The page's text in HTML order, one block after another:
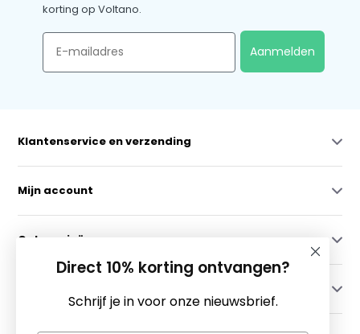
korting op Voltano.
Email
Aanmelden
Klantenservice en verzending
Mijn account
Categorieën
Direct 10% korting ontvangen?
Schrijf je in voor onze nieuwsbrief.